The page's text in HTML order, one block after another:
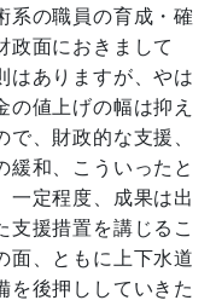
系の職員の育成・確
政面におきまして
はありますが、やは
の値上げの幅は抑え
、財政的な支援、
緩和、こういったと
一定程度、成果は出
支援措置を講じるこ
面、ともに上下水道
を後押ししていきた